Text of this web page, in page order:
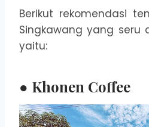
Berikut rekomendasi
Singkawang yang seru
yaitu:
● Khonen Coffee